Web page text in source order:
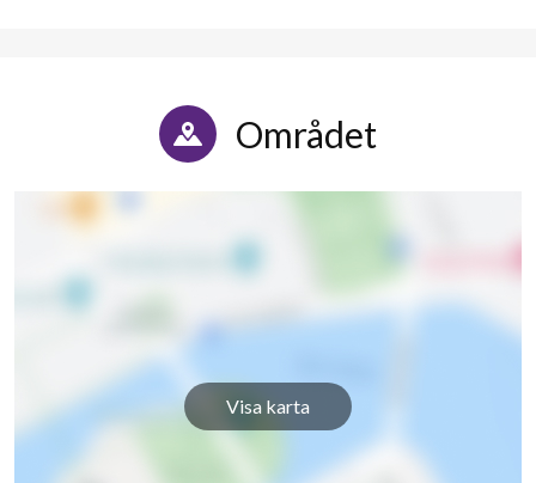
Området
Visa karta